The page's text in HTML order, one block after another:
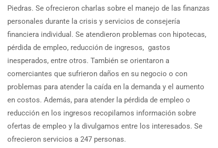
Piedras. Se ofrecieron charlas sobre el manejo de las finanzas
personales durante la crisis y servicios de consejería
financiera individual. Se atendieron problemas con hipotecas,
pérdida de empleo, reducción de ingresos, gastos
inesperados, entre otros. También se orientaron a
comerciantes que sufrieron daños en su negocio o con
problemas para atender la caída en la demanda y el aumento
en costos. Además, para atender la pérdida de empleo o
reducción en los ingresos recopilamos información sobre
ofertas de empleo y la divulgamos entre los interesados. Se
ofrecieron servicios a 247 personas.